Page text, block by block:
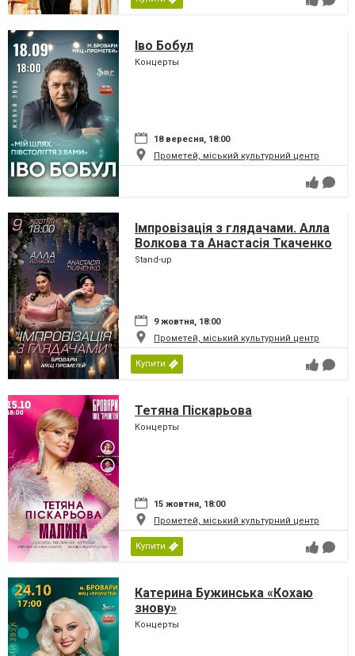
Іво Бобул
Концерты
18 вересня, 18:00
Прометей, міський культурний центр
Імпровізація з глядачами. Алла
Волкова та Анастасія Ткаченко
Stand-up
9 жовтня, 18:00
Прометей, міський культурний центр
Купити
Тетяна Піскарьова
Концерты
15 жовтня, 18:00
Прометей, міський культурний центр
Купити
Катерина Бужинська «Кохаю
знову»
Концерты